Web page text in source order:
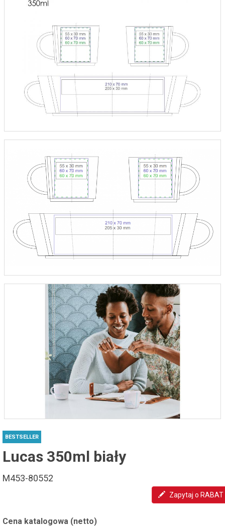
BESTSELLER
Lucas 350ml biały
M453-80552
Zapytaj o RABAT
Cena katalogowa (netto)